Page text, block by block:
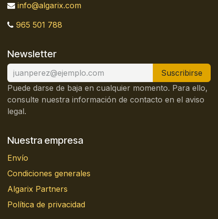
info@algarix.com
965 501 788
Newsletter
Suscribirse
Puede darse de baja en cualquier momento. Para ello,
consulte nuestra información de contacto en el aviso
legal.
Nuestra empresa
Envío
Condiciones generales
Algarix Partners
Política de privacidad